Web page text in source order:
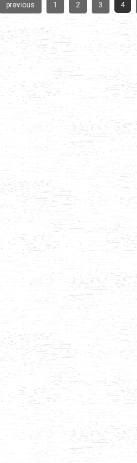
previous 1 2 3 4